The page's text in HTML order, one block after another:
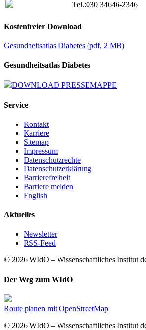
Tel.:030 34646-2346
Kostenfreier Download
Gesundheitsatlas Diabetes (pdf, 2 MB)
Gesundheitsatlas Diabetes
DOWNLOAD PRESSEMAPPE
Service
Kontakt
Karriere
Sitemap
Impressum
Datenschutzrechte
Datenschutzerklärung
Barrierefreiheit
Barriere melden
English
Aktuelles
Newsletter
RSS-Feed
© 2026 WIdO – Wissenschaftliches Institut
Der Weg zum WIdO
Route planen mit OpenStreetMap
© 2026 WIdO – Wissenschaftliches Institut